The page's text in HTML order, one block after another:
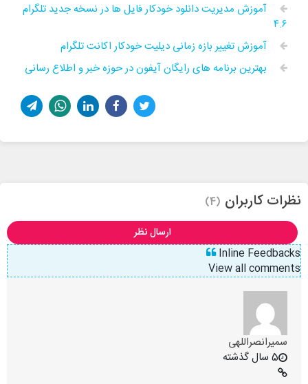
آموزش مدیریت دانلود خودکار فایل ها در نسخه جدید تلگرام
۴.۶
آموزش تغییر بازه زمانی دیلیت خودکار اکانت تلگرام
بهترین برنامه های رایگان آیفون در حوزه خبر و اطلاع رسانی
نظرات کاربران (4)
ارسال نظر
Inline Feedbacks
View all comments
سمیرانصراللهی
5 سال گذشته